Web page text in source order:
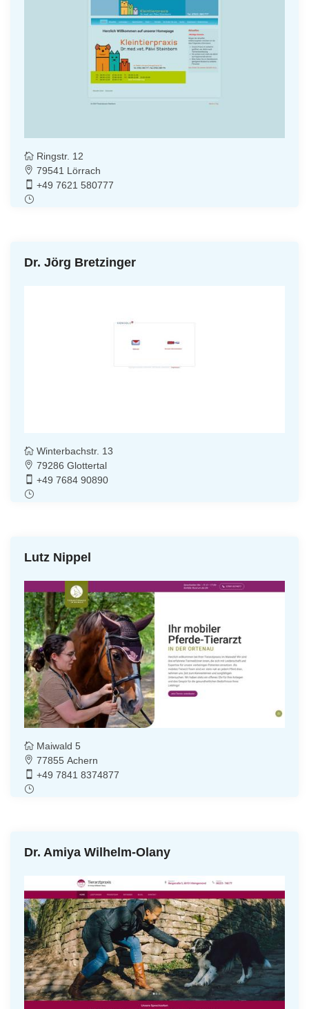
Ringstr. 12
79541 Lörrach
+49 7621 580777
Dr. Jörg Bretzinger
Winterbachstr. 13
79286 Glottertal
+49 7684 90890
Lutz Nippel
Maiwald 5
77855 Achern
+49 7841 8374877
Dr. Amiya Wilhelm-Olany